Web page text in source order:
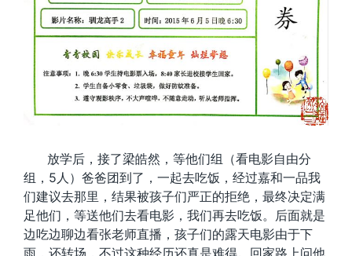
放学后，接了梁皓然，等他们组（看电影自由分
组，5人）爸爸团到了，一起去吃饭，经过嘉和一品我
们建议去那里，结果被孩子们严正的拒绝，最终决定满
足他们，等送他们去看电影，我们再去吃饭。后面就是
边吃边聊边看张老师直播，孩子们的露天电影由于下
雨，还转场，不过这种经历还真是难得。回家路上问他